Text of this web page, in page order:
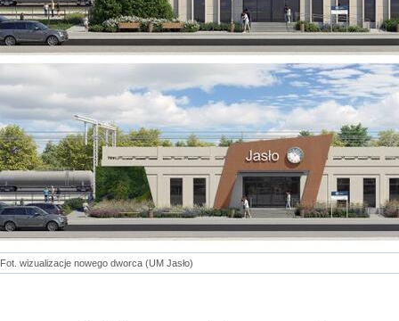
Fot. wizualizacje nowego dworca (UM Jasło)